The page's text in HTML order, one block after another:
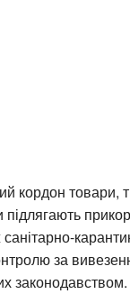
кордон товари,
за
законодавством.